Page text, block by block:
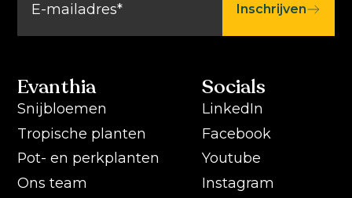
Evanthia
Snijbloemen
Tropische planten
Pot- en perkplanten
Ons team
Socials
LinkedIn
Facebook
Youtube
Instagram
Inschrijven